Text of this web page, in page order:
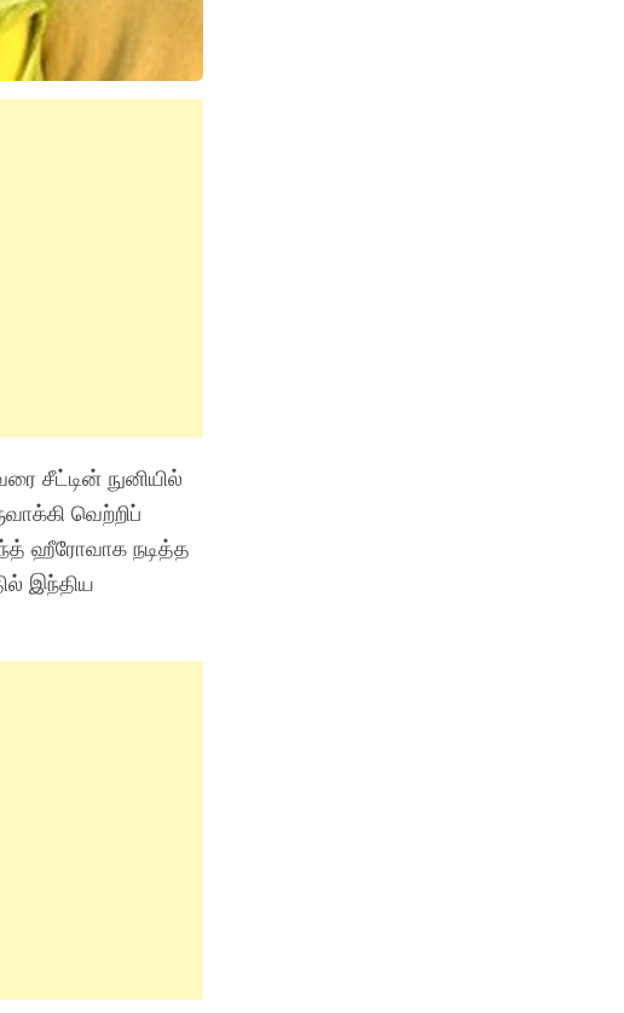
சீட்டின் நுனியில்
வெற்றிப்
ஹீரோவாக நடித்த
இந்திய